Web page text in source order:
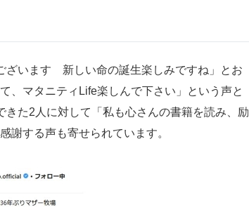
ざいます 新しい命の誕生楽しみですね」とお
、マタニティLife楽しんで下さい」という声と
た2人に対して「私も心さんの書籍を読み、励
謝する声も寄せられています。